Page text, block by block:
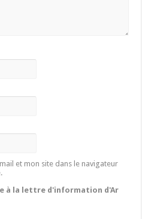
et mon site dans le navigateur
à la lettre d'information d'Ar